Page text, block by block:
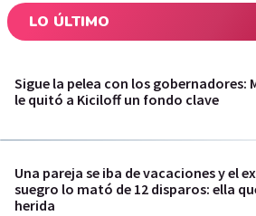
LO ÚLTIMO
Sigue la pelea con los gobernadores:
le quitó a Kiciloff un fondo clave
Una pareja se iba de vacaciones y el ex
suegro lo mató de 12 disparos: ella
herida